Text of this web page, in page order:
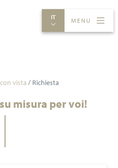
IT MENU
vista / Richiesta
misura per voi!